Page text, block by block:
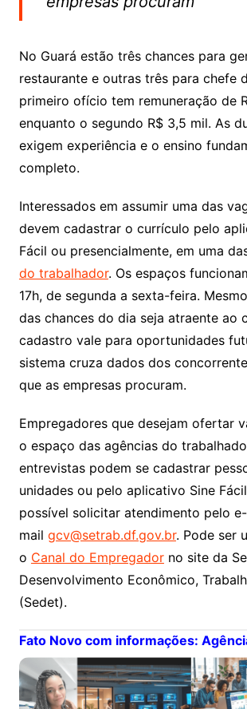
No Guará estão três chances para
restaurante e outras três para chefe
primeiro ofício tem remuneração de
enquanto o segundo R$ 3,5 mil. As
exigem experiência e o ensino
completo.
Interessados em assumir uma das
devem cadastrar o currículo pelo
Fácil ou presencialmente, em uma
do trabalhador. Os espaços
17h, de segunda a sexta-feira.
das chances do dia seja atraente ao
cadastro vale para oportunidades
sistema cruza dados dos
que as empresas procuram.
Empregadores que desejam ofertar
o espaço das agências do
entrevistas podem se cadastrar
unidades ou pelo aplicativo Sine
possível solicitar atendimento pelo e-
mail gcv@setrab.df.gov.br. Pode ser
o Canal do Empregadorno site da
Desenvolvimento Econômico,
(Sedet).
Fato Novo com informações: